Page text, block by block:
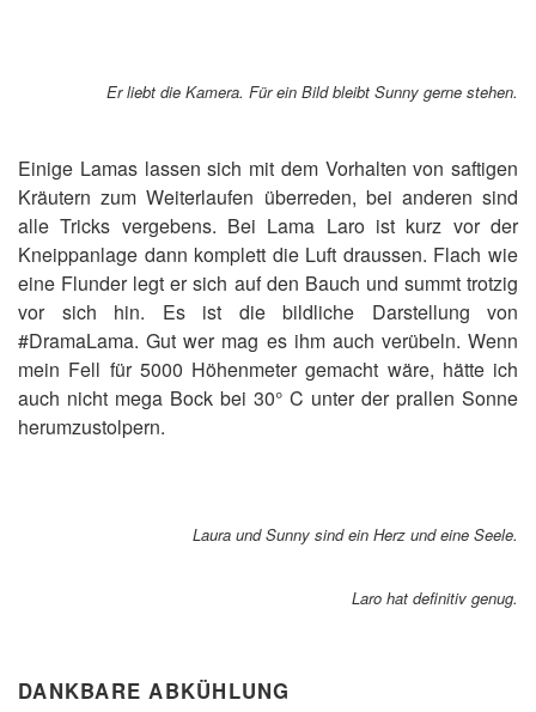
Er liebt die Kamera. Für ein Bild bleibt Sunny gerne stehen.
Einige Lamas lassen sich mit dem Vorhalten von saftigen
Kräutern zum Weiterlaufen überreden, bei anderen sind
alle Tricks vergebens. Bei Lama Laro ist kurz vor der
Kneippanlage dann komplett die Luft draussen. Flach wie
eine Flunder legt er sich auf den Bauch und summt trotzig
vor sich hin. Es ist die bildliche Darstellung von
#DramaLama. Gut wer mag es ihm auch verübeln. Wenn
mein Fell für 5000 Höhenmeter gemacht wäre, hätte ich
auch nicht mega Bock bei 30° C unter der prallen Sonne
herumzustolpern.
Laura und Sunny sind ein Herz und eine Seele.
Laro hat definitiv genug.
DANKBARE ABKÜHLUNG